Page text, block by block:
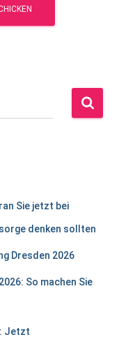
Sie jetzt bei
denken sollten
Dresden 2026
So machen Sie
Jetzt